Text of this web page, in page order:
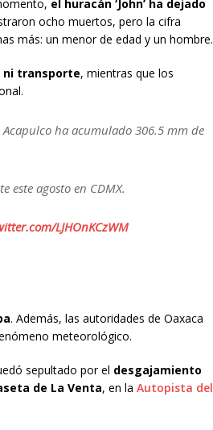
el huracán ‘John’ ha dejado
ocho muertos, pero la cifra
más: un menor de edad y un hombre.
ni transporte, mientras que los
ha acumulado 306.5 mm de
este agosto en CDMX.
LJHOnKCzWM
. Además, las autoridades de Oaxaca
meteorológico.
sepultado por el desgajamiento
de La Venta, en la Autopista del